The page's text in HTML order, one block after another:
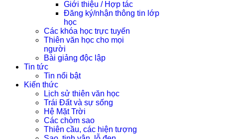
Giới thiệu / Hợp tác
Đăng ký/nhận thông tin lớp
học
Các khóa học trực tuyến
Thiên văn học cho mọi
người
Bài giảng độc lập
Tin tức
Tin nổi bật
Kiến thức
Lịch sử thiên văn học
Trái Đất và sự sống
Hệ Mặt Trời
Các chòm sao
Thiên cầu, các hiện tượng